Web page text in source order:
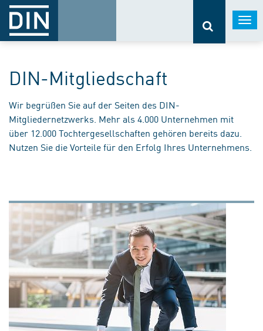
DIN-Mitgliedschaft
Wir begrüßen Sie auf der Seiten des DIN-
Mitgliedernetzwerks. Mehr als 4.000 Unternehmen mit
über 12.000 Tochtergesellschaften gehören bereits dazu.
Nutzen Sie die Vorteile für den Erfolg Ihres Unternehmens.